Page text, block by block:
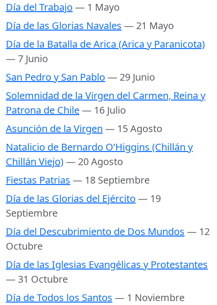
Día del Trabajo — 1 Mayo
Día de las Glorias Navales — 21 Mayo
Día de la Batalla de Arica (Arica y Paranicota)
— 7 Junio
San Pedro y San Pablo — 29 Junio
Solemnidad de la Virgen del Carmen, Reina y
Patrona de Chile— 16 Julio
Asunción de la Virgen — 15 Agosto
Natalicio de Bernardo O’Higgins (Chillán y
Chillán Viejo)— 20 Agosto
Fiestas Patrias — 18 Septiembre
Día de las Glorias del Ejército — 19
Septiembre
Día del Descubrimiento de Dos Mundos — 12
Octubre
Día de las Iglesias Evangélicas y Protestantes
— 31 Octubre
Día de Todos los Santos — 1 Noviembre